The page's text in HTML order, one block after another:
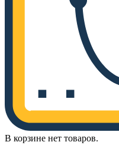
В корзине нет товаров.